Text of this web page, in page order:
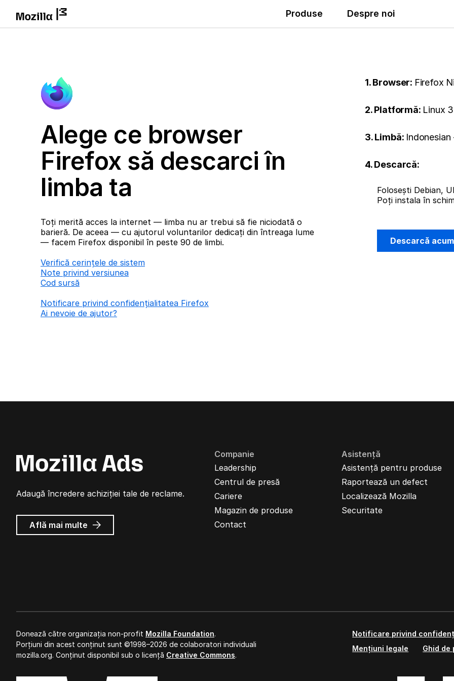
Produse Despre noi
Alege ce browser
Firefox să descarci în
limba ta
Toți merită acces la internet — limba nu ar trebui să fie niciodată o
barieră. De aceea — cu ajutorul voluntarilor dedicați din întreaga lume
— facem Firefox disponibil în peste 90 de limbi.
Verifică cerințele de sistem
Note privind versiunea
Cod sursă
Notificare privind confidențialitatea Firefox
Ai nevoie de ajutor?
1. Browser: Firefox
2. Platformă: Linux
3. Limbă:
4. Descarcă:
Folosești Debian,
Poți instala în
Descarcă
Adaugă încredere achiziției tale de reclame.
Află mai multe despre
Reclame
Companie
Leadership
Centrul de presă
Cariere
Magazin de produse
Contact
Asistență
Asistență pentru produse
Raportează un defect
Localizează Mozilla
Securitate
Donează către organizația non-profit Mozilla Foundation.
Porțiuni din acest conținut sunt ©1998–2026 de colaboratori individuali
mozilla.org. Conținut disponibil sub o licență Creative Commons.
Notificare privind
Mențiuni legale
Ghid